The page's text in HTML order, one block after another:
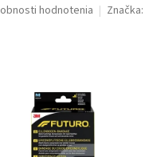
hodnotenia Značka: